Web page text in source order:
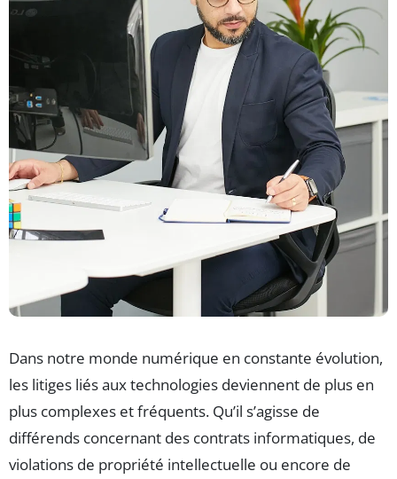
Dans notre monde numérique en constante évolution,
les litiges liés aux technologies deviennent de plus en
plus complexes et fréquents. Qu’il s’agisse de
différends concernant des contrats informatiques, de
violations de propriété intellectuelle ou encore de